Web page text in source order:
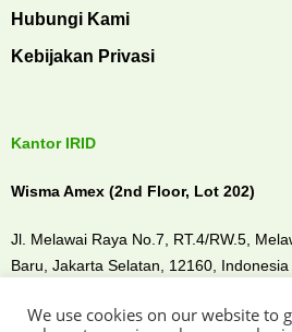
Hubungi Kami
Kebijakan Privasi
Kantor IRID
Wisma Amex (2nd Floor, Lot 202)
Jl. Melawai Raya No.7, RT.4/RW.5,
Baru, Jakarta Selatan, 12160, Indonesia
We use cookies on our website to